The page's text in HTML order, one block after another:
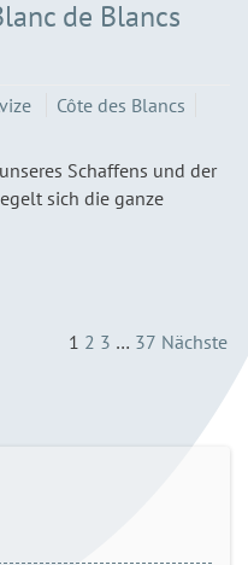
de Blancs
Côte des Blancs
Schaffens und der
sich die ganze
1 2 3 … 37 Nächste